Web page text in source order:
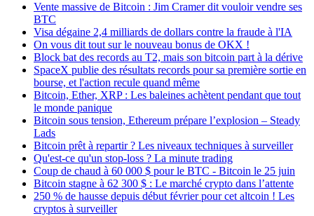
Vente massive de Bitcoin : Jim Cramer dit vouloir vendre ses
BTC
Visa dégaine 2,4 milliards de dollars contre la fraude à l'IA
On vous dit tout sur le nouveau bonus de OKX !
Block bat des records au T2, mais son bitcoin part à la dérive
SpaceX publie des résultats records pour sa première sortie en
bourse, et l'action recule quand même
Bitcoin, Ether, XRP : Les baleines achètent pendant que tout
le monde panique
Bitcoin sous tension, Ethereum prépare l’explosion – Steady
Lads
Bitcoin prêt à repartir ? Les niveaux techniques à surveiller
Qu'est-ce qu'un stop-loss ? La minute trading
Coup de chaud à 60 000 $ pour le BTC - Bitcoin le 25 juin
Bitcoin stagne à 62 300 $ : Le marché crypto dans l’attente
250 % de hausse depuis début février pour cet altcoin ! Les
cryptos à surveiller